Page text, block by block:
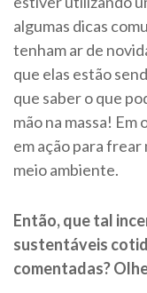
algumas dicas
tenham ar de
que elas estão
que saber o que
mão na massa!
em ação para
meio ambiente.
Então, que tal
sustentáveis
comentadas?